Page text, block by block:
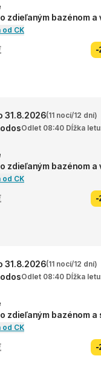
zdieľaným bazénom a
od CK
-
31.8.2026(11 nocí/12 dní)
Odlet 08:40 Dĺžka
zdieľaným bazénom a
od CK
-
31.8.2026(11 nocí/12 dní)
Odlet 08:40 Dĺžka
zdieľaným bazénom a
od CK
-